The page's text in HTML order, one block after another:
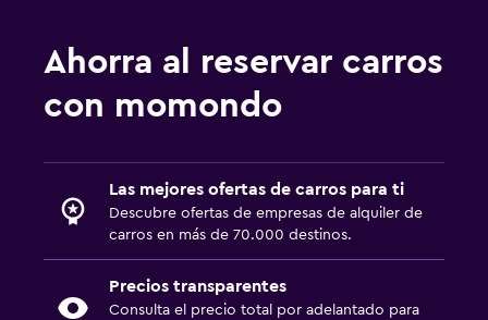
Ahorra al reservar carros
con momondo
Las mejores ofertas de carros para ti
Descubre ofertas de empresas de alquiler de
carros en más de 70.000 destinos.
Precios transparentes
Consulta el precio total por adelantado para